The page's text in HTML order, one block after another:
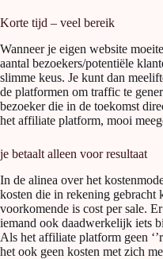
Korte tijd – veel bereik
Wanneer je eigen website
aantal bezoekers/potentiële
slimme keus. Je kunt dan
de platformen om traffic te
bezoeker die in de toekomst
het affiliate platform, mooi
je betaalt alleen voor resultaat
In de alinea over het
kosten die in rekening gebracht
voorkomende is cost per sale.
iemand ook daadwerkelijk iets
Als het affiliate platform geen
het ook geen kosten met zich